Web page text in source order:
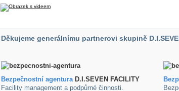
Děkujeme generálnímu partnerovi skupině
Bezpečnostní agenturaD.I.SEVEN FACILITY
Facility management a podpůrné činnosti.
B